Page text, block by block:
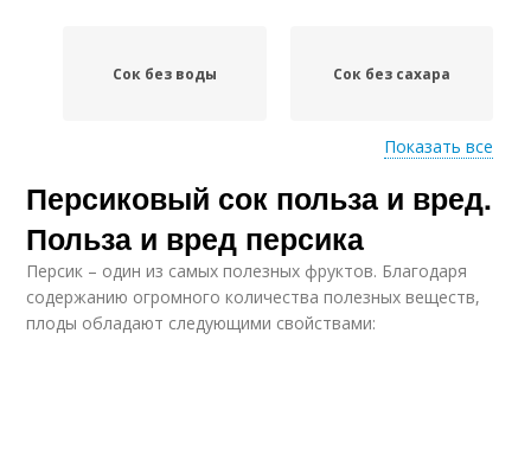
Сок без воды Сок без сахара
Сок для организма
Сок в домашних
условиях
Персики для сока Сок с мякотью
Показать все
Персиковый сок польза и вред.
Польза и вред персика
Персик – один из самых полезных фруктов. Благодаря
содержанию огромного количества полезных веществ,
плоды обладают следующими свойствами: